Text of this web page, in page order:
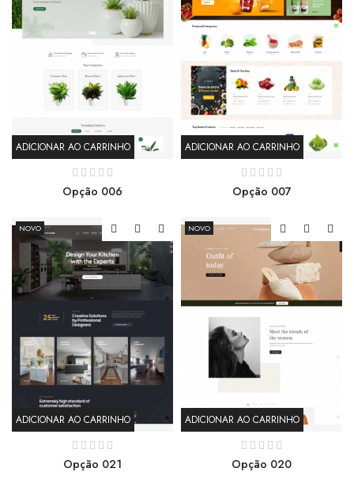
ADICIONAR AO CARRINHO
Opção 006
ADICIONAR AO CARRINHO
Opção 007
NOVO
ADICIONAR AO CARRINHO
Opção 021
NOVO
ADICIONAR AO CARRINHO
Opção 020